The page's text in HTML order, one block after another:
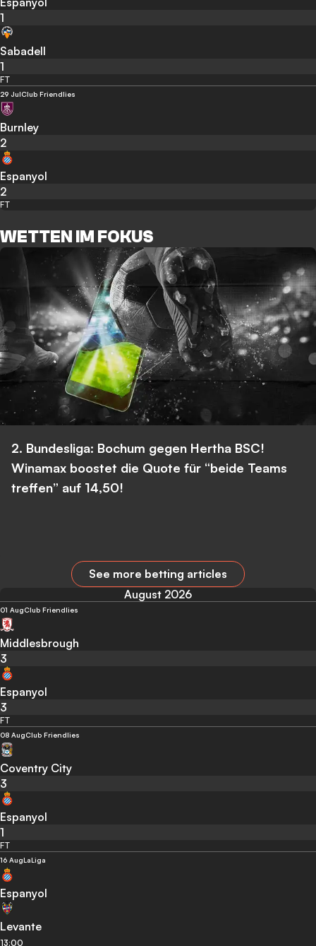
1
Sabadell
1
FT
29 JulClub Friendlies
Burnley
2
Espanyol
2
FT
WETTEN IM FOKUS
2. Bundesliga: Bochum gegen Hertha BSC!
Winamax boostet die Quote für “beide Teams
treffen” auf 14,50!
See more betting articles
August 2026
01 AugClub Friendlies
Middlesbrough
3
Espanyol
3
FT
08 AugClub Friendlies
Coventry City
3
Espanyol
1
FT
16 AugLaLiga
Espanyol
Levante
13:00